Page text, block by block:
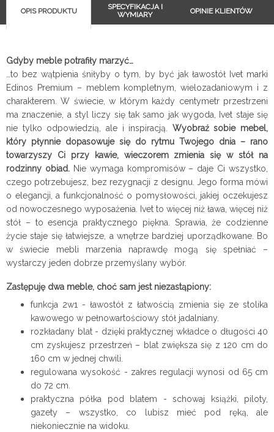
OPIS PRODUKTU
SPECYFIKACJA I
WYMIARY
OPINIE KLIENTÓW
Gdyby meble potrafiły marzyć…
…to bez wątpienia śniłyby o tym, by być jak ławostół Ivet marki
Edinos Premium – meblem kompletnym, wielozadaniowym i z
charakterem. W świecie, w którym każdy centymetr przestrzeni
ma znaczenie, a styl liczy się tak samo jak wygoda, Ivet staje się
nie tylko odpowiedzią, ale i inspiracją. Wyobraź sobie mebel,
który płynnie dopasowuje się do rytmu Twojego dnia – rano
towarzyszy Ci przy kawie, wieczorem zmienia się w stół na
rodzinny obiad.Nie wymaga kompromisów – daje Ci wszystko,
czego potrzebujesz, bez rezygnacji z designu. Jego forma mówi
o elegancji, a funkcjonalność o pomysłowości, jakiej oczekujesz
od nowoczesnego wyposażenia. Ivet to więcej niż ława, więcej niż
stół – to esencja praktycznego piękna. Sprawia, że codzienne
życie staje się łatwiejsze, a wnętrze bardziej uporządkowane. Bo
w świecie mebli marzenia naprawdę mogą się spełniać –
wystarczy jeden dobrze przemyślany wybór.
Zastępuję dwa meble, choć sam jest niezastąpiony:
funkcja 2w1 - ławostół z łatwością zmienia się ze stolika
kawowego w pełnowartościowy stół jadalniany.
rozkładany blat - dzięki praktycznej wkładce o długości 40
cm zyskujesz przestrzeń – blat zwiększa się z 120 cm do
160 cm w jednej chwili.
regulowana wysokość - zakres regulacji wynosi od 65 cm
do 72 cm.
praktyczna półka pod blatem - schowaj książki, piloty,
gazety – wszystko, co lubisz mieć pod ręką, ale
niekoniecznie na widoku.